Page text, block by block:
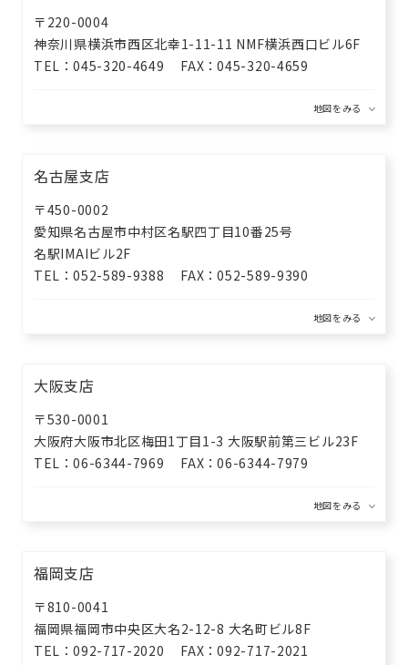
〒220-0004
神奈川県横浜市西区北幸1-11-11 NMF横浜西口ビル6F
TEL
045-320-4649 FAX 045-320-4659
名古屋支店
〒450-0002
愛知県名古屋市中村区名駅四丁目10番25号
名駅IMAIビル2F
TEL
052-589-9388 FAX 052-589-9390
大阪支店
〒530-0001
大阪府大阪市北区梅田1丁目1-3 大阪駅前第三ビル23F
TEL
06-6344-7969 FAX 06-6344-7979
福岡支店
〒810-0041
福岡県福岡市中央区大名2-12-8 大名町ビル8F
TEL
092-717-2020 FAX 092-717-2021